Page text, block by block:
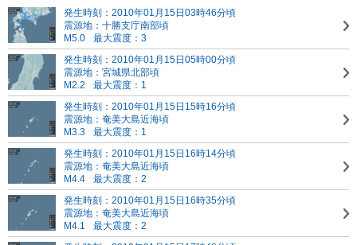
発生時刻：2010年01月15日03時46分頃
震源地：十勝支庁南部頃
M5.0
最大震度：3
発生時刻：2010年01月15日05時00分頃
震源地：宮城県北部頃
M2.2
最大震度：1
発生時刻：2010年01月15日15時16分頃
震源地：奄美大島近海頃
M3.3
最大震度：1
発生時刻：2010年01月15日16時14分頃
震源地：奄美大島近海頃
M4.4
最大震度：2
発生時刻：2010年01月15日16時35分頃
震源地：奄美大島近海頃
M4.1
最大震度：2